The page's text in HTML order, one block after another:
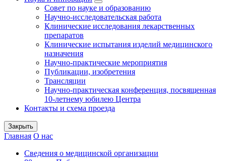
Совет по науке и образованию
Научно-исследовательская работа
Клинические исследования лекарственных
препаратов
Клинические испытания изделий медицинского
назначения
Научно-практические мероприятия
Публикации, изобретения
Трансляции
Научно-практическая конференция, посвященная
10-летнему юбилею Центра
Контакты и схема проезда
Закрыть
Главная О нас
Сведения о медицинской организации